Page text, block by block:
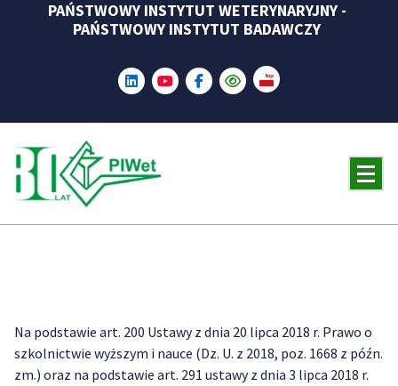
PAŃSTWOWY INSTYTUT WETERYNARYJNY -
PAŃSTWOWY INSTYTUT BADAWCZY
Na podstawie art. 200 Ustawy z dnia 20 lipca 2018 r. Prawo o
szkolnictwie wyższym i nauce (Dz. U. z 2018, poz. 1668 z późn.
zm.) oraz na podstawie art. 291 ustawy z dnia 3 lipca 2018 r.